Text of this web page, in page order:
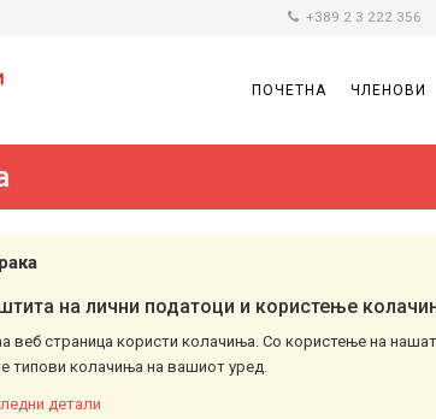
+389 2 3 222 356
ПОЧЕТНА ЧЛЕНОВИ
на лични податоци и користење
веб страница користи колачиња. Со користење на
типови колачиња на вашиот уред.
детали